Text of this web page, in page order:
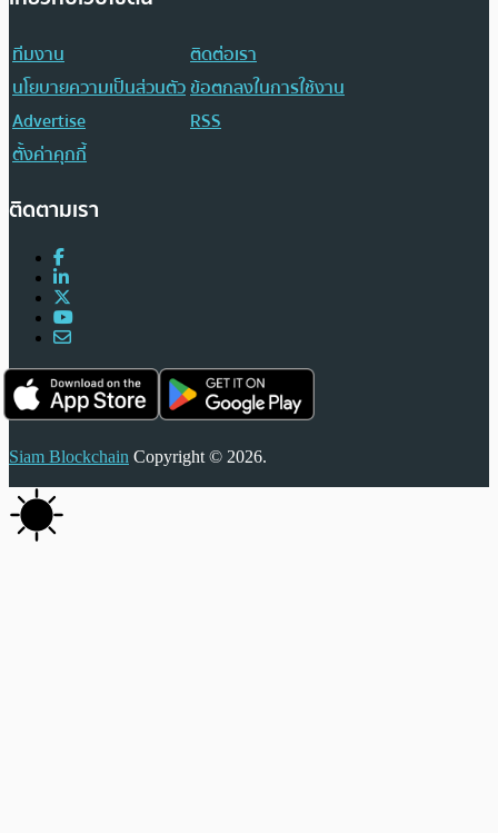
ทีมงาน
ติดต่อเรา
นโยบายความเป็นส่วนตัวข้อตกลงในการใช้งาน
Advertise
RSS
ตั้งค่าคุกกี้
ติดตามเรา
Siam Blockchain Copyright © 2026.